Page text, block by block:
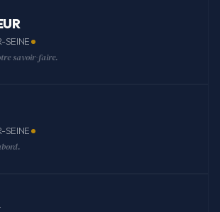
SEINE
savoir-faire.
SEINE